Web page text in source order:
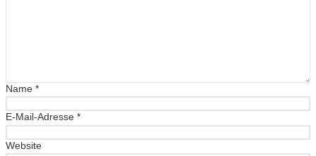
Name *
E-Mail-Adresse *
Website